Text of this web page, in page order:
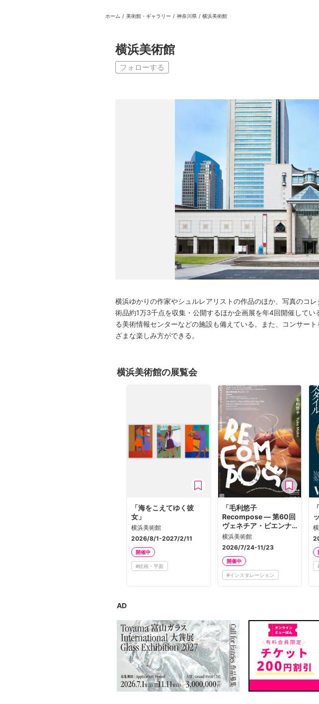
ホーム
ホーム / 美術館・ギャラリー / 神奈川県 / 横浜美術館
横浜美術館
フォローする
横浜ゆかりの作家やシュルレアリストの作品のほか、写真のコ
術品約1万3千点を収集・公開するほか企画展を年4回開催して
る美術情報センターなどの施設も備えている。また、コンサー
ざまな楽しみ方ができる。
横浜美術館の展覧会
「海をこえてゆく彼
女」
横浜美術館
2026/8/1-2027/2/11
開催中
#絵画・平面
「毛利悠子
Recompose ― 第60回
ヴェネチア・ビエンナ
ーレ日本館帰国展」
横浜美術館
2026/7/24-11/23
開催中
#インスタレーション
AD